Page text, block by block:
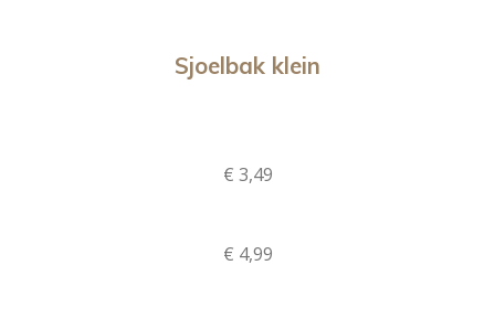
Sjoelbak klein
€ 3,49
€ 4,99